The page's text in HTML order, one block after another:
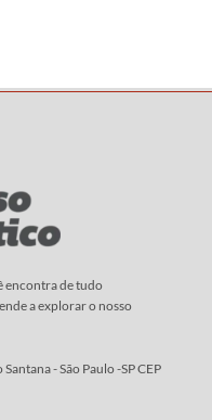
encontra de tudo
a explorar o nosso
- São Paulo -SP CEP